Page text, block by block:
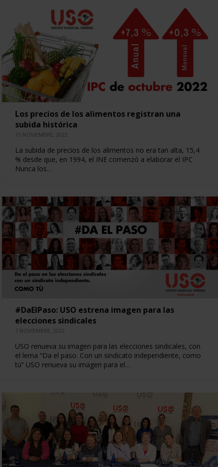
Los precios de los alimentos registran una
subida histórica
15 NOVIEMBRE, 2022
La subida de precios de los alimentos no era tan alta, 15,4
% desde que, en 1994, el INE comenzó a elaborar el IPC
Nunca los…
#DaElPaso: USO estrena imagen para las
elecciones sindicales
7 NOVIEMBRE, 2022
USO renueva su imagen para las elecciones sindicales, con
el lema “Da el paso. Con un sindicato independiente, como
tú” USO renueva su imagen para el…